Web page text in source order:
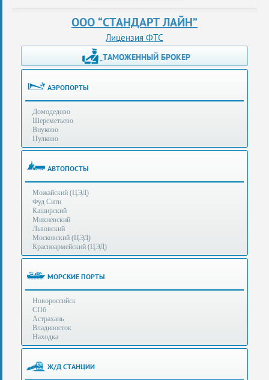
Получение
ЭЦП
за
сутки
услуги
Опыт
оформления
рекомендует
Таможенные
процедуры
(особенности):
Полезная
информация
Стоимость
услуг
Контакты
ООО “СТАНДАРТ ЛАЙН”
Лицензия ФТС
ТАМОЖЕННЫЙ БРОКЕР
АЭРОПОРТЫ
Домодедово
Шереметьево
Внуково
Пулково
АВТОПОСТЫ
Можайский (ЦЭД)
Фуд Сити
Каширский
Михневский
Львовский
Московский (ЦЭД)
Красноармейский (ЦЭД)
МОРСКИЕ ПОРТЫ
Новороссийск
СПб
Астрахань
Владивосток
Находка
Ж/Д СТАНЦИИ